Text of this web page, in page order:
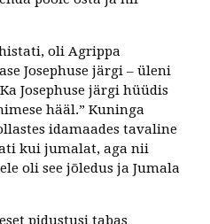
oli Agrippa
Josephuse järgi – üleni
Josephuse järgi hüüdis
hääl.” Kuninga
idamaades tavaline
kui jumalat, aga nii
oli see jõledus ja Jumala
pidustusi tabas